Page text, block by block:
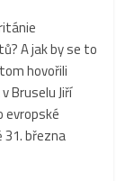
A jak by se to
hovořili
Bruselu Jiří
evropské
března